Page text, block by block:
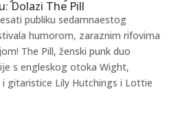
Dolazi The Pill
publiku sedamnaestog
humorom, zaraznim rifovima
The Pill, ženski punk duo
s engleskog otoka Wight,
i gitaristice Lily Hutchings i Lottie